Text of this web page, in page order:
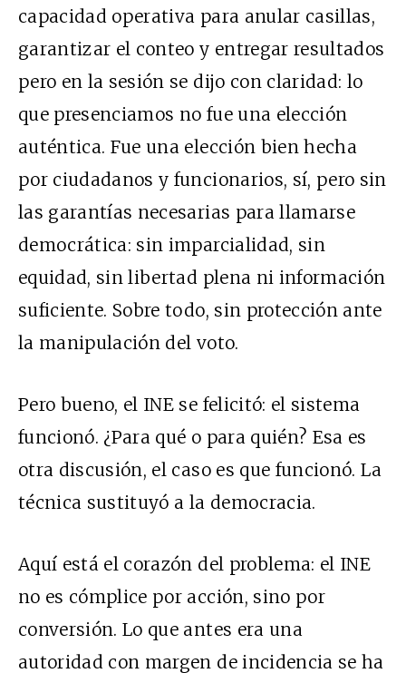
capacidad operativa para anular casillas,
garantizar el conteo y entregar resultados
pero en la sesión se dijo con claridad: lo
que presenciamos no fue una elección
auténtica. Fue una elección bien hecha
por ciudadanos y funcionarios, sí, pero sin
las garantías necesarias para llamarse
democrática: sin imparcialidad, sin
equidad, sin libertad plena ni información
suficiente. Sobre todo, sin protección ante
la manipulación del voto.
Pero bueno, el INE se felicitó: el sistema
funcionó. ¿Para qué o para quién? Esa es
otra discusión, el caso es que funcionó. La
técnica sustituyó a la democracia.
Aquí está el corazón del problema: el INE
no es cómplice por acción, sino por
conversión. Lo que antes era una
autoridad con margen de incidencia se ha